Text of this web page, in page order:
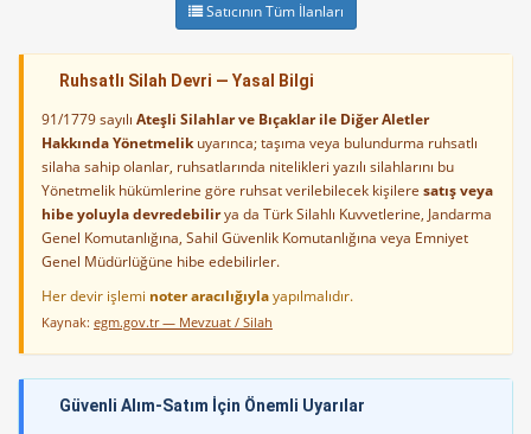
Satıcının Tüm İlanları
Ruhsatlı Silah Devri — Yasal Bilgi
91/1779 sayılı Ateşli Silahlar ve Bıçaklar ile Diğer Aletler
Hakkında Yönetmelikuyarınca; taşıma veya bulundurma ruhsatlı
silaha sahip olanlar, ruhsatlarında nitelikleri yazılı silahlarını bu
Yönetmelik hükümlerine göre ruhsat verilebilecek kişilere satış veya
hibe yoluyla devredebilirya da Türk Silahlı Kuvvetlerine, Jandarma
Genel Komutanlığına, Sahil Güvenlik Komutanlığına veya Emniyet
Genel Müdürlüğüne hibe edebilirler.
Her devir işlemi noter aracılığıylayapılmalıdır.
Kaynak: egm.gov.tr — Mevzuat / Silah
Güvenli Alım-Satım İçin Önemli Uyarılar